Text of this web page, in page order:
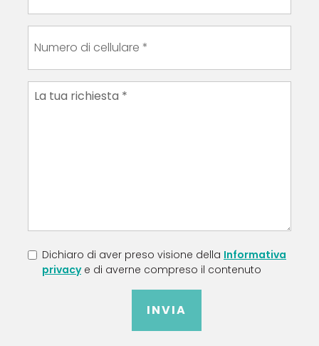
Dichiaro di aver preso visione della Informativa
privacye di averne compreso il contenuto
INVIA